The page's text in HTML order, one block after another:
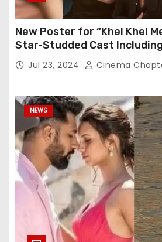
New Poster for “Khel Khel
Star-Studded Cast
Taapsee Pannu, Fardeen
Jul 23, 2024 Cinema
NEWS